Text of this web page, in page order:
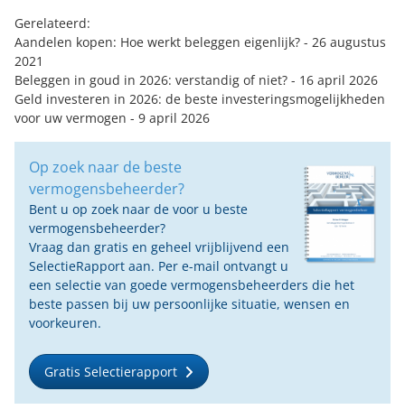
Gerelateerd:
Aandelen kopen: Hoe werkt beleggen eigenlijk? - 26 augustus
2021
Beleggen in goud in 2026: verstandig of niet? - 16 april 2026
Geld investeren in 2026: de beste investeringsmogelijkheden
voor uw vermogen - 9 april 2026
Op zoek naar de beste
vermogensbeheerder?
Bent u op zoek naar de voor u beste
vermogensbeheerder?
Vraag dan gratis en geheel vrijblijvend een
SelectieRapport aan. Per e-mail ontvangt u
een selectie van goede vermogensbeheerders die het
beste passen bij uw persoonlijke situatie, wensen en
voorkeuren.
Gratis Selectierapport